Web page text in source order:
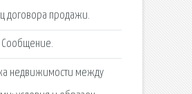
договора продажи.
Сообщение.
недвижимости между